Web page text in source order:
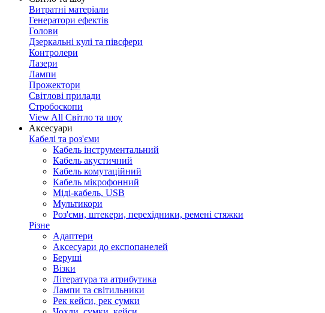
Витратні матеріали
Генератори ефектів
Голови
Дзеркальні кулі та півсфери
Контролери
Лазери
Лампи
Прожектори
Світлові прилади
Стробоскопи
View All Світло та шоу
Аксесуари
Кабелі та роз'єми
Кабель інструментальний
Кабель акустичний
Кабель комутаційний
Кабель мікрофонний
Міді-кабель, USB
Мультикори
Роз'єми, штекери, перехідники, ремені стяжки
Різне
Адаптери
Аксесуари до експопанелей
Беруші
Візки
Література та атрибутика
Лампи та світильники
Рек кейси, рек сумки